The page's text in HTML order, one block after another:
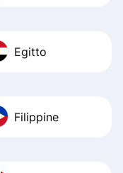
Egitto
Filippine